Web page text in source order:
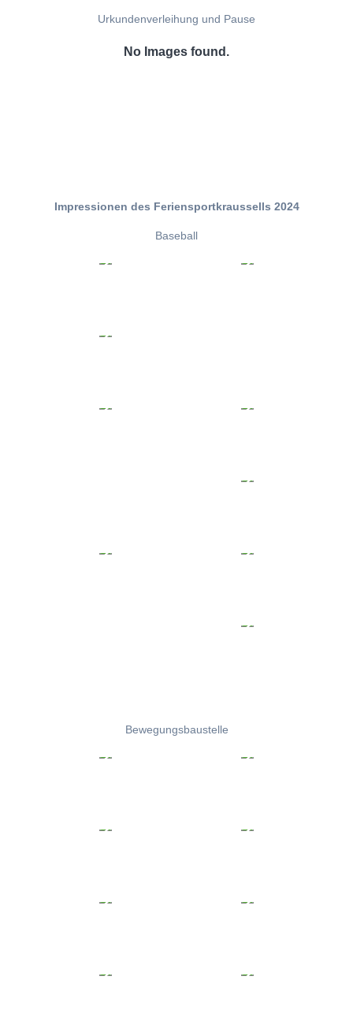
Urkundenverleihung und Pause
No Images found.
Impressionen des Feriensportkraussells 2024
Baseball
Bewegungsbaustelle